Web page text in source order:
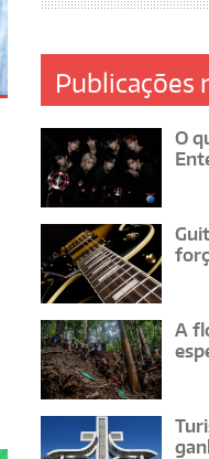
Publicações
O
A